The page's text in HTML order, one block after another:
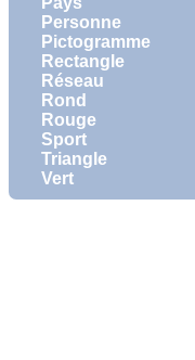
Personne
Pictogramme
Rectangle
Réseau
Rond
Rouge
Sport
Triangle
Vert